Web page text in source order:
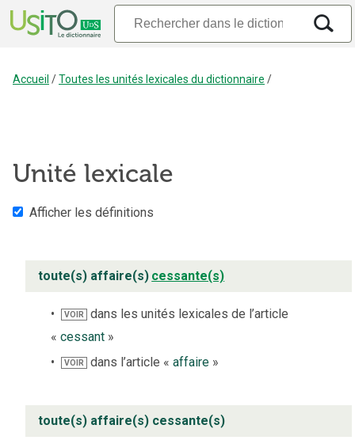
Accueil /Toutes les unités lexicales du dictionnaire /
Unité lexicale
Afficher les définitions
toute(s) affaire(s) cessante(s)
VOIR
dans les unités lexicales de l’article
« cessant »
VOIR dans l’article «affaire »
toute(s) affaire(s) cessante(s)